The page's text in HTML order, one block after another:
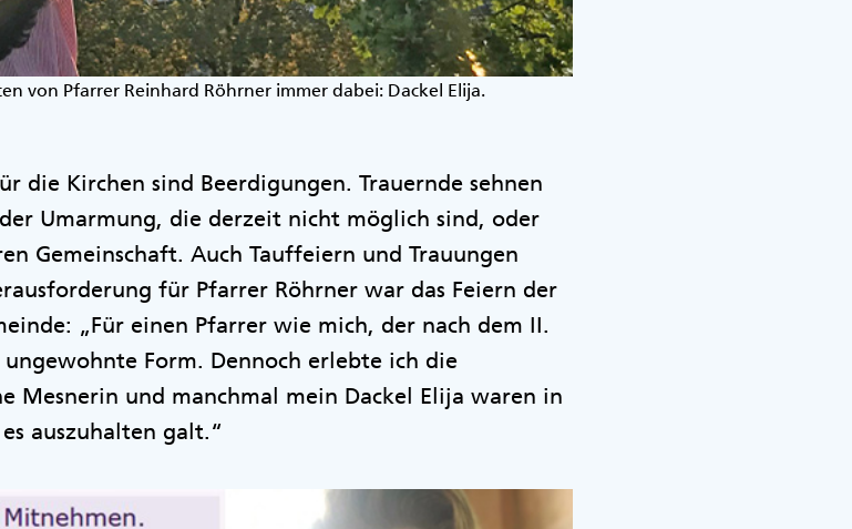
von Pfarrer Reinhard Röhrner immer dabei: Dackel Elija.
die Kirchen sind Beerdigungen. Trauernde sehnen
Umarmung, die derzeit nicht möglich sind, oder
Gemeinschaft. Auch Tauffeiern und Trauungen
für Pfarrer Röhrner war das Feiern der
„Für einen Pfarrer wie mich, der nach dem II.
Form. Dennoch erlebte ich die
Mesnerin und manchmal mein Dackel Elija waren in
auszuhalten galt.“